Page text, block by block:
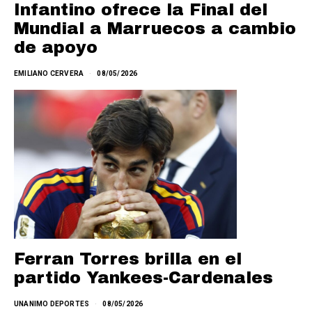
Infantino ofrece la Final del
Mundial a Marruecos a cambio
de apoyo
EMILIANO CERVERA 08/05/2026
Ferran Torres brilla en el
partido Yankees-Cardenales
UNANIMO DEPORTES 08/05/2026